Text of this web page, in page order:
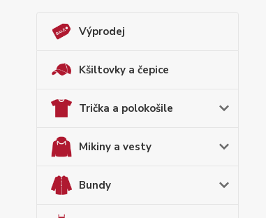
Výprodej
Kšiltovky a čepice
Trička a polokošile
Mikiny a vesty
Bundy